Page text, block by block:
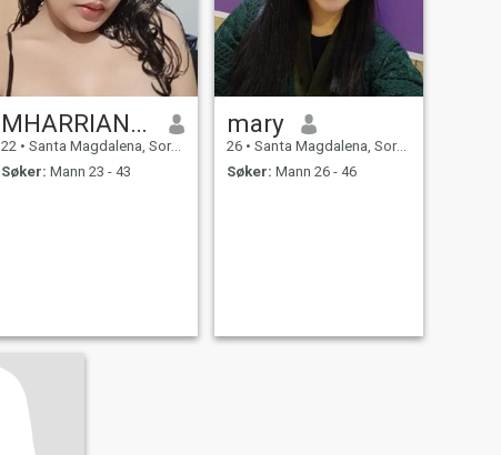
MHARRIANE GENEVIEVE
22 • Santa Magdalena, Sorsogon, Filippinene
Søker: Mann 23 - 43
mary
26 • Santa Magdalena, Sorsogon, Filippinene
Søker: Mann 26 - 46